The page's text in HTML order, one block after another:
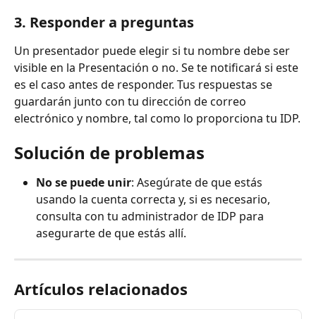
3. Responder a preguntas
Un presentador puede elegir si tu nombre debe ser
visible en la Presentación o no. Se te notificará si este
es el caso antes de responder. Tus respuestas se
guardarán junto con tu dirección de correo
electrónico y nombre, tal como lo proporciona tu IDP.
Solución de problemas
No se puede unir: Asegúrate de que estás
usando la cuenta correcta y, si es necesario,
consulta con tu administrador de IDP para
asegurarte de que estás allí.
Artículos relacionados